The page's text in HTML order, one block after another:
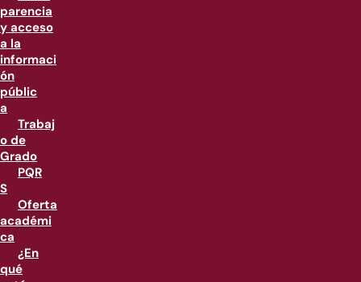
parencia
y acceso
a la
informaci
ón
públic
a
Trabaj
o de
Grado
PQR
S
Oferta
académi
ca
¿En
qué